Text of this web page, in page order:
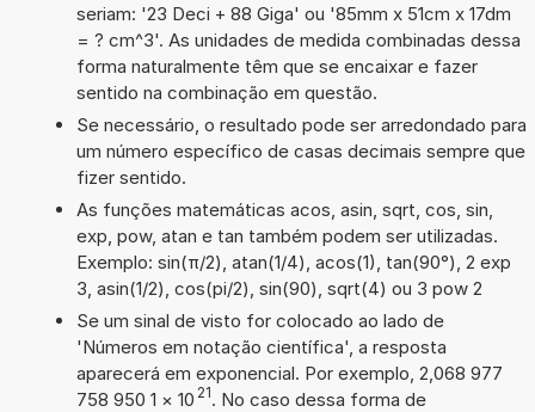
seriam: '23 Deci + 88 Giga' ou '85mm x 51cm x 17dm
= ? cm^3'. As unidades de medida combinadas dessa
forma naturalmente têm que se encaixar e fazer
sentido na combinação em questão.
Se necessário, o resultado pode ser arredondado para
um número específico de casas decimais sempre que
fizer sentido.
As funções matemáticas acos, asin, sqrt, cos, sin,
exp, pow, atan e tan também podem ser utilizadas.
Exemplo: sin(π/2), atan(1/4), acos(1), tan(90°), 2 exp
3, asin(1/2), cos(pi/2), sin(90), sqrt(4) ou 3 pow 2
Se um sinal de visto for colocado ao lado de
'Números em notação científica', a resposta
aparecerá em exponencial. Por exemplo, 2,068 977
758 950 1 × 10 21. No caso dessa forma de